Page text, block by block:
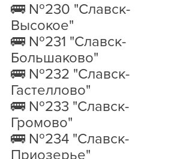
🚌 №230 "Славск-
Высокое"
🚌 №231 "Славск-
Большаково"
🚌 №232 "Славск-
Гастеллово"
🚌 №233 "Славск-
Громово"
🚌 №234 "Славск-
Приозерье"